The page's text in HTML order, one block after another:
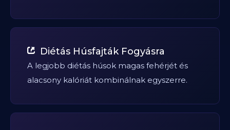
Diétás Húsfajták Fogyásra
A legjobb diétás húsok magas fehérjét és
alacsony kalóriát kombinálnak egyszerre.